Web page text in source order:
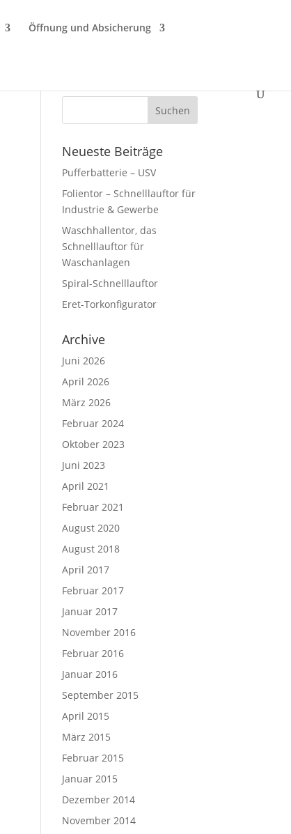
Öffnung und Absicherung
Neueste Beiträge
Pufferbatterie – USV
Folientor – Schnelllauftor für
Industrie & Gewerbe
Waschhallentor, das
Schnelllauftor für
Waschanlagen
Spiral-Schnelllauftor
Eret-Torkonfigurator
Archive
Juni 2026
April 2026
März 2026
Februar 2024
Oktober 2023
Juni 2023
April 2021
Februar 2021
August 2020
August 2018
April 2017
Februar 2017
Januar 2017
November 2016
Februar 2016
Januar 2016
September 2015
April 2015
März 2015
Februar 2015
Januar 2015
Dezember 2014
November 2014